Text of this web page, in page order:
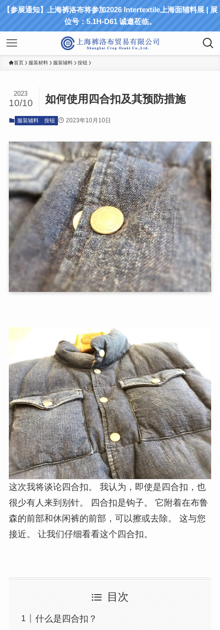
【参展通知】上海裤洛布将参加2026 Intertextile上海面辅料展 | 展
位号：5.1H-D61 诚邀莅临。
首页 服装材料 服装辅料 按钮
如何使用四合扣及其预防措施
2023
10/10
服装辅料 按钮 2023年10月10日
这次我将谈论四合扣。 我认为，即使是四合扣，也
很少有人来到别针。 四合扣是钩子。 它附着在布鲁
森的前部和休闲裤的前部，可以擦或去除。 这与您
接近。 让我们仔细看看这个四合扣。
目次
什么是四合扣？